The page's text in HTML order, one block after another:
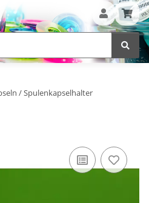
/ Spulenkapselhalter